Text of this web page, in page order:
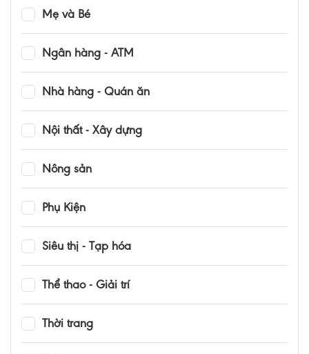
Mẹ và Bé
Ngân hàng - ATM
Nhà hàng - Quán ăn
Nội thất - Xây dựng
Nông sản
Phụ Kiện
Siêu thị - Tạp hóa
Thể thao - Giải trí
Thời trang